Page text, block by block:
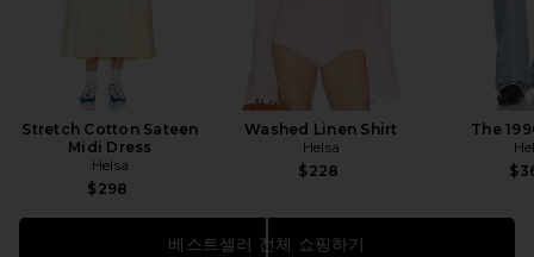
Stretch Cotton Sateen
Midi Dress
Helsa
$298
Washed Linen Shirt
Helsa
$228
The
베스트셀러 전체 쇼핑하기